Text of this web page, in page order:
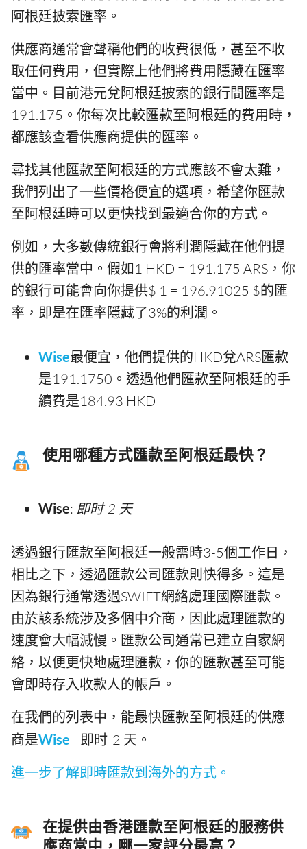
阿根廷披索匯率。
供應商通常會聲稱他們的收費很低，甚至不收
取任何費用，但實際上他們將費用隱藏在匯率
當中。目前港元兌阿根廷披索的銀行間匯率是
191.175。你每次比較匯款至阿根廷的費用時，
都應該查看供應商提供的匯率。
尋找其他匯款至阿根廷的方式應該不會太難，
我們列出了一些價格便宜的選項，希望你匯款
至阿根廷時可以更快找到最適合你的方式。
例如，大多數傳統銀行會將利潤隱藏在他們提
供的匯率當中。假如1 HKD = 191.175 ARS，你
的銀行可能會向你提供$ 1 = 196.91025 $的匯
率，即是在匯率隱藏了3%的利潤。
Wise最便宜，他們提供的HKD兌ARS匯款
是191.1750。透過他們匯款至阿根廷的手
續費是184.93 HKD
使用哪種方式匯款至阿根廷最快？
Wise: 即时-2 天
透過銀行匯款至阿根廷一般需時3-5個工作日，
相比之下，透過匯款公司匯款則快得多。這是
因為銀行通常透過SWIFT網絡處理國際匯款。
由於該系統涉及多個中介商，因此處理匯款的
速度會大幅減慢。匯款公司通常已建立自家網
絡，以便更快地處理匯款，你的匯款甚至可能
會即時存入收款人的帳戶。
在我們的列表中，能最快匯款至阿根廷的供應
商是Wise - 即时-2 天。
進一步了解即時匯款到海外的方式。
在提供由香港匯款至阿根廷的服務供